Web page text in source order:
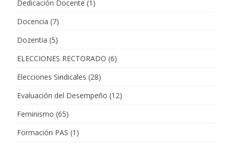
Dedicación Docente (1)
Docencia (7)
Dozentia (5)
ELECCIONES RECTORADO (6)
Elecciones Sindicales (28)
Evaluación del Desempeño (12)
Feminismo (65)
Formación PAS (1)